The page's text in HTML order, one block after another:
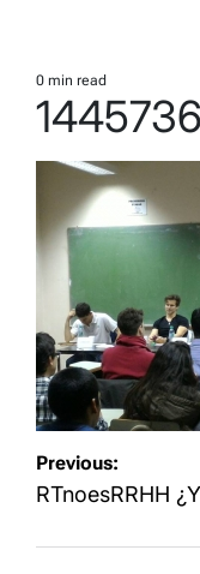
Estimated
read
time
0 min read
Navegación
de
Previous:
RTnoesRRHH